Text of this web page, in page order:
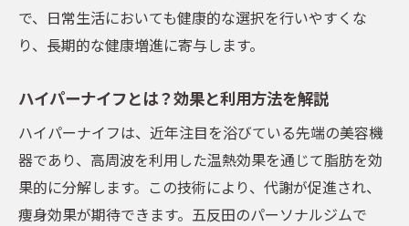
で、日常生活においても健康的な選択を行いやすくな
り、長期的な健康増進に寄与します。
ハイパーナイフとは？効果と利用方法を解説
ハイパーナイフは、近年注目を浴びている先端の美容機
器であり、高周波を利用した温熱効果を通じて脂肪を効
果的に分解します。この技術により、代謝が促進され、
痩身効果が期待できます。五反田のパーソナルジムで